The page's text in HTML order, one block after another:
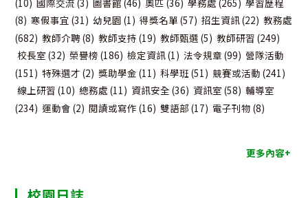
(8) 寒假事宜 (31) 幼兒園 (1) 得獎名單 (57) 招生資訊(22) 教務處
(682) 教師介聘(8) 教師支持 (19) 教師甄選 (5) 教師研習 (249)
校長室 (32) 榮譽榜 (186) 檢定資訊(1) 法令規章 (99) 營隊活動
(151) 特殊選才 (2) 獎助學金 (11) 科學班 (51) 競賽或活動 (241)
線上研習 (10) 總務處 (11) 資訊安全 (36) 資訊室 (58) 輔導室
(234) 運動會 (2) 閱讀或寫作 (16) 雙語部 (17) 電子刊物 (8)
更多內容+